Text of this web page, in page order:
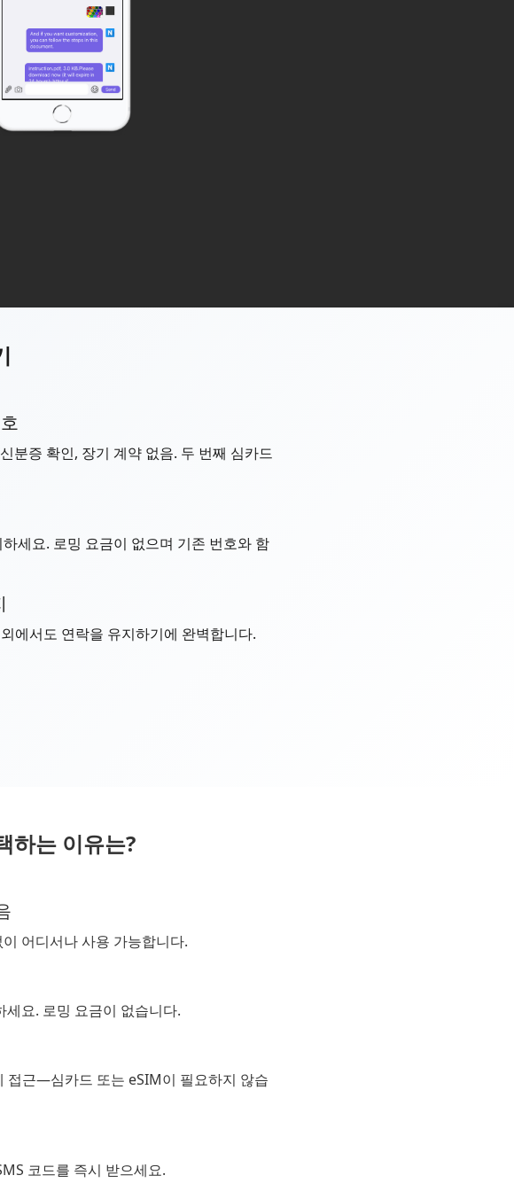
분증 확인, 장기 계약 없음. 두 번째 심카드
세요. 로밍 요금이 없으며 기존 번호와 함
에서도 연락을 유지하기에 완벽합니다.
하는 이유는?
어디서나 사용 가능합니다.
요. 로밍 요금이 없습니다.
접근—심카드 또는 eSIM이 필요하지 않습
코드를 즉시 받으세요.